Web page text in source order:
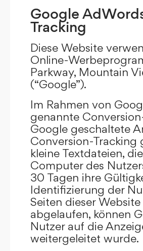
Google
Tracking
Diese Website
Online-
Parkway, Mountain
(“Google”).
Im Rahmen von
genannte
Google geschaltete
Conversion-Tracking
kleine Textdateien,
Computer des
30 Tagen ihre
Identifizierung der
Seiten dieser
abgelaufen, können
Nutzer auf die
weitergeleitet wurde.